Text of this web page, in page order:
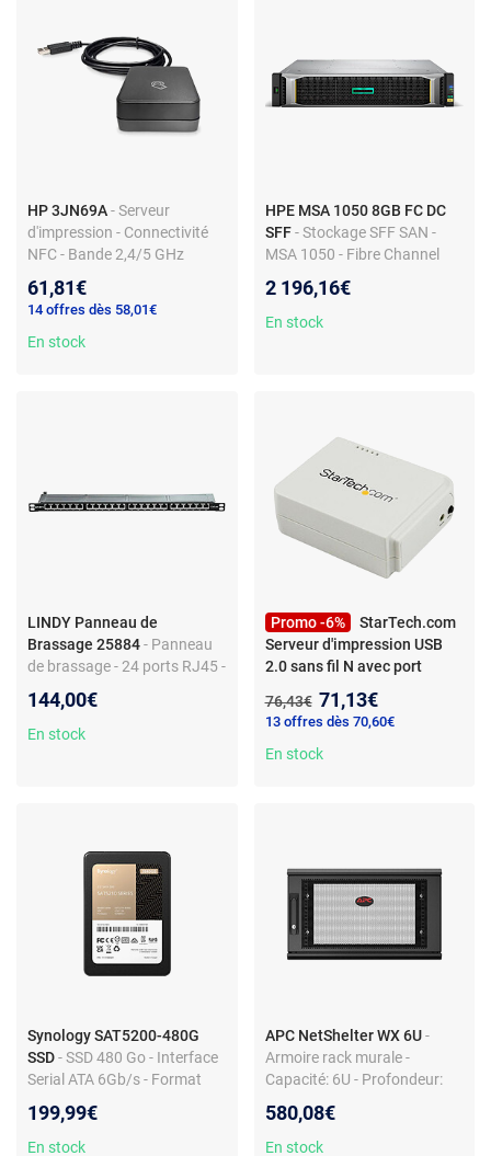
HP 3JN69A- Serveur
d'impression - Connectivité
NFC - Bande 2,4/5 GHz
61,81€
14 offres dès 58,01€
En stock
HPE MSA 1050 8GB FC DC
SFF - Stockage SFF SAN -
MSA 1050 - Fibre Channel
2 196,16€
En stock
LINDY Panneau de
Brassage 25884- Panneau
de brassage - 24 ports RJ45 -
Cat.6
144,00€
En stock
Promo -6%
StarTech.com
Serveur d'impression USB
2.0 sans fil N avec port
802.11 b/g/n - Serveur
d'impression USB 2.0 sans fil
N avec port Ethernet 10/100
Ancien prix :
76,43€ Nouveau prix :
71,13€
13 offres dès 70,60€
En stock
Synology SAT5200-480G
SSD- SSD 480 Go - Interface
Serial ATA 6Gb/s - Format
199,99€
En stock
APC NetShelter WX 6U -
Armoire rack murale -
Capacité: 6U - Profondeur:
580,08€
En stock